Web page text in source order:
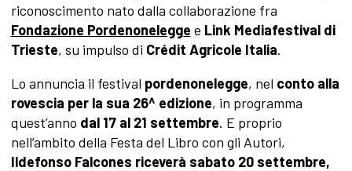
riconoscimento nato dalla collaborazione fra
Fondazione Pordenonelegge e Link Mediafestival di
Trieste, su impulso di Crédit Agricole Italia.
Lo annuncia il festival pordenonelegge, nel conto alla
rovescia per la sua 26^ edizione, in programma
quest’anno dal 17 al 21 settembre. E proprio
nell’ambito della Festa del Libro con gli Autori,
Ildefonso Falcones riceverà sabato 20 settembre,